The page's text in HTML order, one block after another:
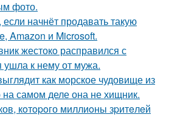
фото.
если начнёт продавать такую
Amazon и Microsoft.
жестокo расправился с
к нему от мужа.
как морское чудовище из
на самом деле она не хищник.
кoтopoго миллиoны зpитeлeй